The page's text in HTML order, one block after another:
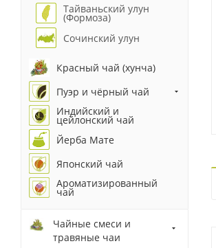
Тайваньский улун
(Формоза)
Сочинский улун
Красный чай (хунча)
Пуэр и чёрный чай
Индийский и
цейлонский чай
Йерба Мате
Японский чай
Ароматизированный
чай
Чайные смеси и
травяные чаи